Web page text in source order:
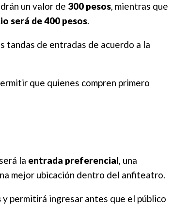
un valor de 300 pesos, mientras que
será de 400 pesos.
tandas de entradas de acuerdo a la
que quienes compren primero
la entrada preferencial, una
mejor ubicación dentro del anfiteatro.
y permitirá ingresar antes que el público